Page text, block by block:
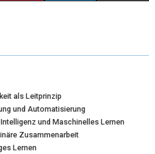
T
R
E
S
K
I
I
als Leitprinzip
und Automatisierung
und Maschinelles Lernen
Zusammenarbeit
Lernen